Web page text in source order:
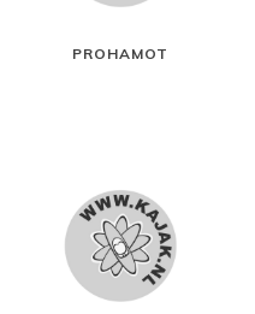
PROHAMOT